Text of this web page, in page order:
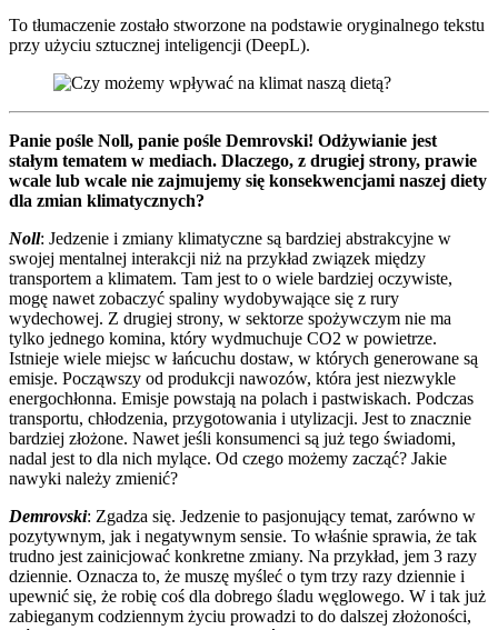
To tłumaczenie zostało stworzone na podstawie oryginalnego tekstu
przy użyciu sztucznej inteligencji (DeepL).
Panie pośle Noll, panie pośle Demrovski! Odżywianie jest
stałym tematem w mediach. Dlaczego, z drugiej strony, prawie
wcale lub wcale nie zajmujemy się konsekwencjami naszej diety
dla zmian klimatycznych?
Noll: Jedzenie i zmiany klimatyczne są bardziej abstrakcyjne w
swojej mentalnej interakcji niż na przykład związek między
transportem a klimatem. Tam jest to o wiele bardziej oczywiste,
mogę nawet zobaczyć spaliny wydobywające się z rury
wydechowej. Z drugiej strony, w sektorze spożywczym nie ma
tylko jednego komina, który wydmuchuje CO2 w powietrze.
Istnieje wiele miejsc w łańcuchu dostaw, w których generowane są
emisje. Począwszy od produkcji nawozów, która jest niezwykle
energochłonna. Emisje powstają na polach i pastwiskach. Podczas
transportu, chłodzenia, przygotowania i utylizacji. Jest to znacznie
bardziej złożone. Nawet jeśli konsumenci są już tego świadomi,
nadal jest to dla nich mylące. Od czego możemy zacząć? Jakie
nawyki należy zmienić?
Demrovski: Zgadza się. Jedzenie to pasjonujący temat, zarówno w
pozytywnym, jak i negatywnym sensie. To właśnie sprawia, że tak
trudno jest zainicjować konkretne zmiany. Na przykład, jem 3 razy
dziennie. Oznacza to, że muszę myśleć o tym trzy razy dziennie i
upewnić się, że robię coś dla dobrego śladu węglowego. W i tak już
zabieganym codziennym życiu prowadzi to do dalszej złożoności,